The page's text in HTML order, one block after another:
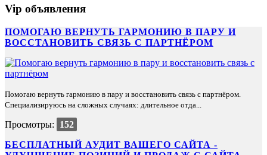
Vip объявления
ПОМОГАЮ ВЕРНУТЬ ГАРМОНИЮ В ПАРУ И
ВОССТАНОВИТЬ СВЯЗЬ С ПАРТНЁРОМ
Помогаю вернуть гармонию в пару и восстановить связь с партнёром.
Специализируюсь на сложных случаях: длительное отда...
Просмотры:
152
БЕСПЛАТНЫЙ АУДИТ ВАШЕГО САЙТА -